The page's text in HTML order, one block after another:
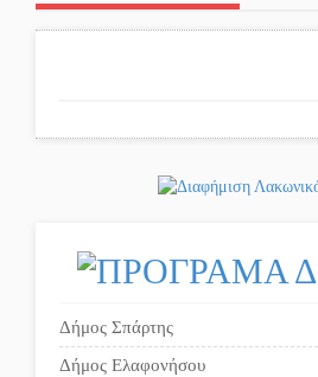
Δήμος Σπάρτης
Δήμος Ελαφονήσου